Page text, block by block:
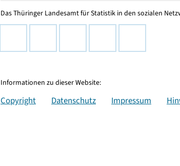
Das Thüringer Landesamt für Statistik in den sozialen
Informationen zu dieser Website:
Copyright Datenschutz Impressum